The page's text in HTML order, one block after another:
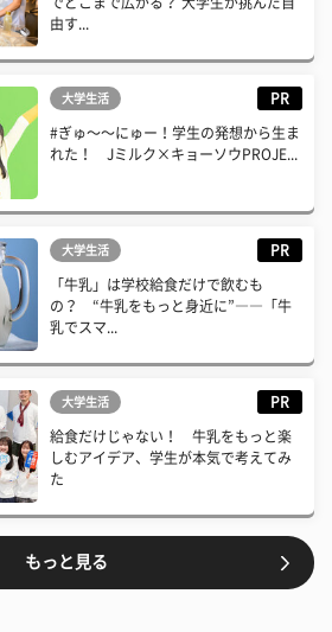
由す...
大学生活 PR
#ぎゅ〜〜にゅー！学生の発想から生ま
れた！ Jミルク×キョーソウPROJE...
大学生活 PR
「牛乳」は学校給食だけで飲むも
の？ “牛乳をもっと身近に”――「牛
乳でスマ...
大学生活 PR
給食だけじゃない！ 牛乳をもっと楽
しむアイデア、学生が本気で考えてみ
た
もっと見る